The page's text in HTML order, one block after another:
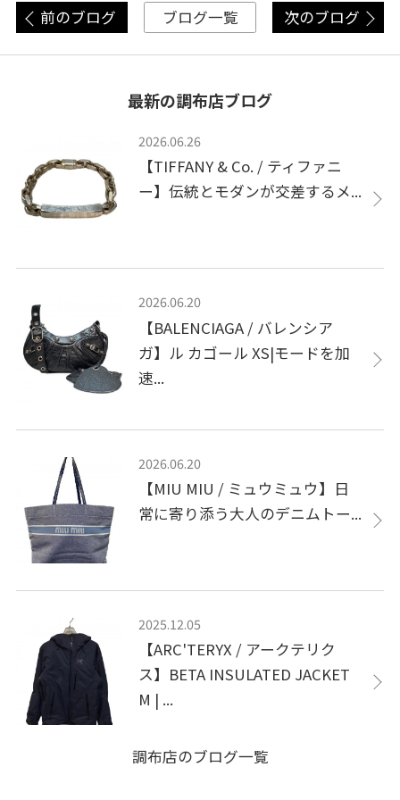
前のブログ ブログ一覧 次のブログ
最新の調布店ブログ
2026.06.26
【TIFFANY & Co. / ティファニ
ー】伝統とモダンが交差するメ...
2026.06.20
【BALENCIAGA / バレンシア
ガ】ル カゴール XS|モードを加
速...
2026.06.20
【MIU MIU / ミュウミュウ】日
常に寄り添う大人のデニムトー...
2025.12.05
【ARC'TERYX / アークテリク
ス】BETA INSULATED JACKET
M | ...
調布店のブログ一覧